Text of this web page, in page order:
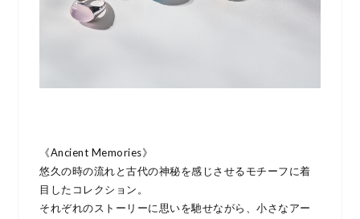
《Ancient Memories》
悠久の時の流れと古代の神秘を感じさせるモチーフに着
目したコレクション。
それぞれのストーリーに思いを馳せながら、小さなアー